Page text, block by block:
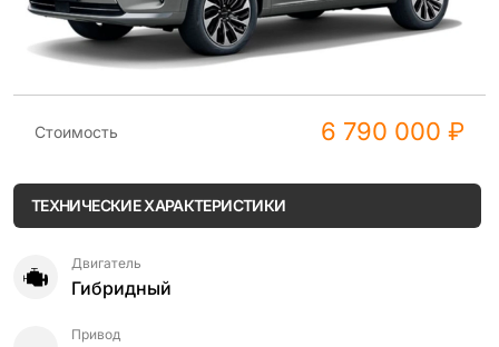
Стоимость 6 790 000 ₽
ТЕХНИЧЕСКИЕ ХАРАКТЕРИСТИКИ
Двигатель
Гибридный
Привод